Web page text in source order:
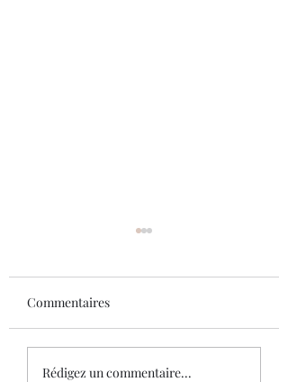
L’art de la manipulation
Commentaires
Rédigez un commentaire...